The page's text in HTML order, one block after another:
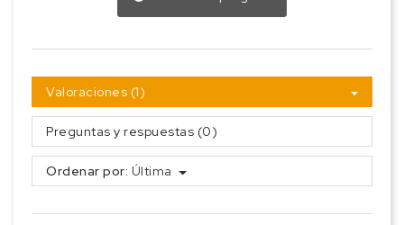
Valoraciones (1)
Preguntas y respuestas (0)
Ordenar por: Última